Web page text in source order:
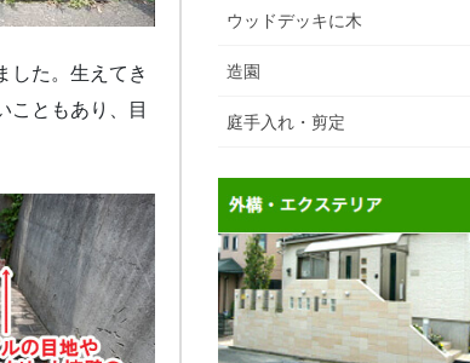
した。生えてき
こともあり、目
ウッドデッキに木
造園
庭手入れ・剪定